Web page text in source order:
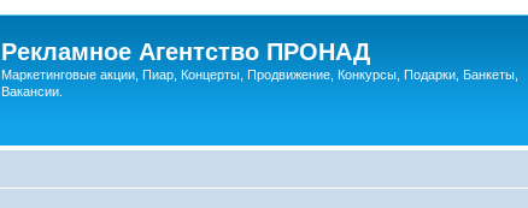
Рекламное Агентство ПРОНАД
Маркетинговые акции, Пиар, Концерты, Продвижение, Конкурсы, Подарки, Банкеты,
Вакансии.